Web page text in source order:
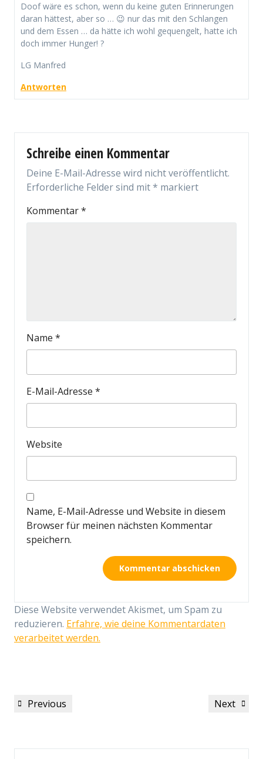
Doof wäre es schon, wenn du keine guten Erinnerungen
daran hättest, aber so … 😉 nur das mit den Schlangen
und dem Essen … da hätte ich wohl gequengelt, hatte ich
doch immer Hunger! ?
LG Manfred
Antworten
Schreibe einen Kommentar
Deine E-Mail-Adresse wird nicht veröffentlicht.
Erforderliche Felder sind mit* markiert
Kommentar*
Name *
E-Mail-Adresse *
Website
Name, E-Mail-Adresse und Website in diesem
Browser für meinen nächsten Kommentar
speichern.
Diese Website verwendet Akismet, um Spam zu
reduzieren. Erfahre, wie deine Kommentardaten
verarbeitet werden.
Beitragsnavigation
Previous
Previous
Next
Next